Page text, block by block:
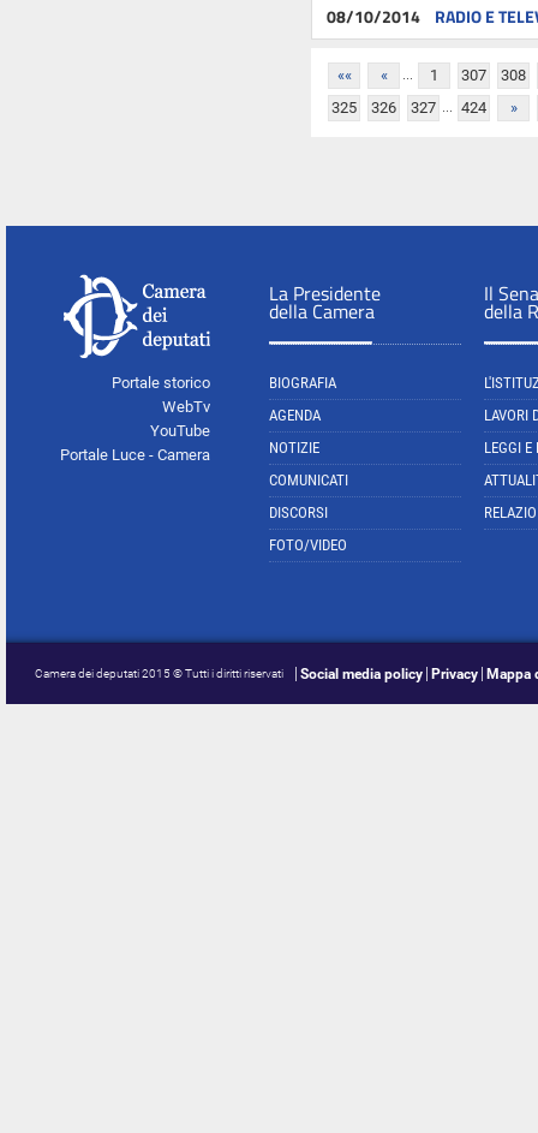
08/10/2014 RADIO E
«« « 1
... 307
308
325
326 327 ... 424 »
Portale storico
WebTv
YouTube
Portale Luce - Camera
La Presidente
della Camera
BIOGRAFIA
AGENDA
NOTIZIE
COMUNICATI
DISCORSI
FOTO/VIDEO
Il
della
LAVORI
LEGGI E
Camera dei deputati 2015 © Tutti i diritti riservati Social media policy Privacy Mappa